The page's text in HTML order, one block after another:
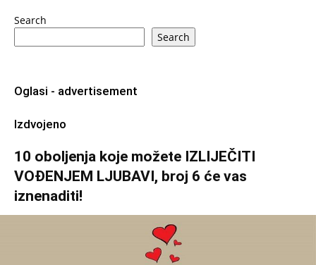
Search
Search
Oglasi - advertisement
Izdvojeno
10 oboljenja koje možete IZLIJEČITI
VOĐENJEM LJUBAVI, broj 6 će vas
iznenaditi!